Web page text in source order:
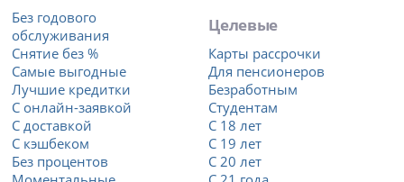
Без годового
обслуживания
Снятие без %
Самые выгодные
Лучшие кредитки
С онлайн-заявкой
С доставкой
С кэшбеком
Без процентов
Целевые
Карты рассрочки
Для пенсионеров
Безработным
Студентам
С 18 лет
С 19 лет
С 20 лет